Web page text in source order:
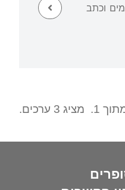
וכתב
1. מציג 3 ערכים.